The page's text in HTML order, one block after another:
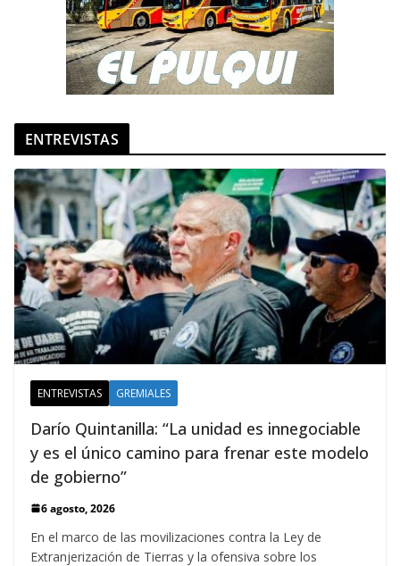
ENTREVISTAS
ENTREVISTAS GREMIALES
Darío Quintanilla: “La unidad es innegociable
y es el único camino para frenar este modelo
de gobierno”
6 agosto, 2026
En el marco de las movilizaciones contra la Ley de
Extranjerización de Tierras y la ofensiva sobre los